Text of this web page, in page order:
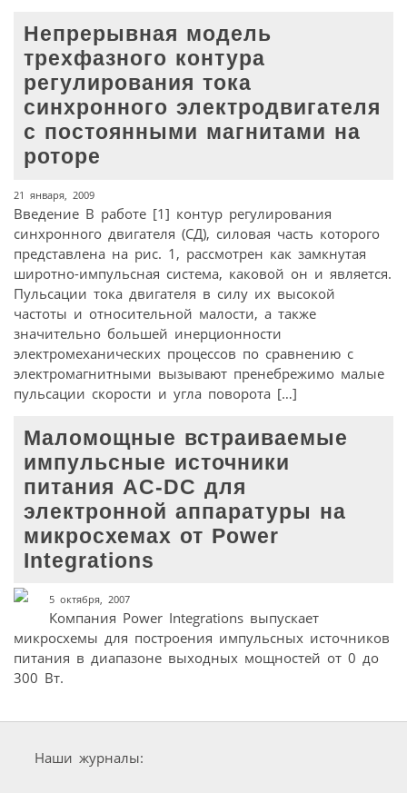
Непрерывная модель
трехфазного контура
регулирования тока
синхронного электродвигателя
с постоянными магнитами на
роторе
21 января, 2009
Введение В работе [1] контур регулирования
синхронного двигателя (СД), силовая часть которого
представлена на рис. 1, рассмотрен как замкнутая
широтно-импульсная система, каковой он и является.
Пульсации тока двигателя в силу их высокой
частоты и относительной малости, а также
значительно большей инерционности
электромеханических процессов по сравнению с
электромагнитными вызывают пренебрежимо малые
пульсации скорости и угла поворота […]
Маломощные встраиваемые
импульсные источники
питания AC-DC для
электронной аппаратуры на
микросхемах от Power
Integrations
5 октября, 2007
Компания Power Integrations выпускает
микросхемы для построения импульсных источников
питания в диапазоне выходных мощностей от 0 до
300 Вт.
Наши журналы: